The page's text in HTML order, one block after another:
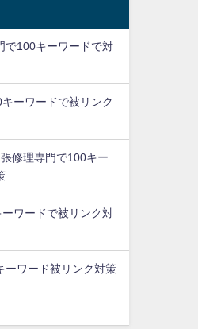
で100キーワードで対
ーワードで被リンク
修理専門で100キー
ワードで被リンク対
ーワード被リンク対策